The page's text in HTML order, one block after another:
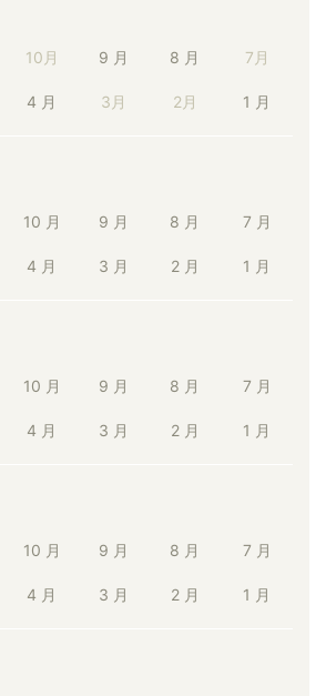
10月 9 月 8 月 7月
4 月 3月 2月 1 月
10 月 9 月 8 月 7 月
4 月 3 月 2 月 1 月
10 月 9 月 8 月 7 月
4 月 3 月 2 月 1 月
10 月 9 月 8 月 7 月
4 月 3 月 2 月 1 月